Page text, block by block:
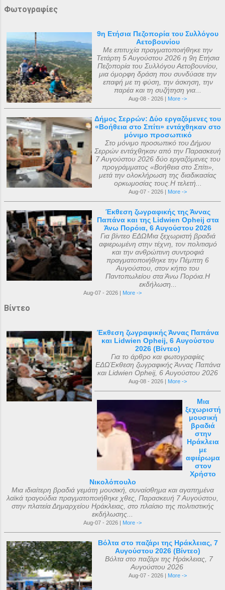
Φωτογραφίες
9η Ετήσια Πεζοπορία του Συλλόγου
Αετοβουνίου
Με επιτυχία πραγματοποιήθηκε την
Τετάρτη 5 Αυγούστου 2026 η 9η Ετήσια
Πεζοπορία του Συλλόγου Αετοβουνίου,
μια όμορφη δράση που συνδύασε την
επαφή με τη φύση, την άσκηση, την
παρέα και τη συζήτηση για...
Aug-08 - 2026 | More ->
Δήμος Σερρών: Δύο εργαζόμενες του
«Βοήθεια στο Σπίτι» εντάχθηκαν στο
μόνιμο προσωπικό
Στο μόνιμο προσωπικό του Δήμου
Σερρών εντάχθηκαν από την Παρασκευή
7 Αυγούστου 2026 δύο εργαζόμενες του
προγράμματος «Βοήθεια στο Σπίτι»,
μετά την ολοκλήρωση της διαδικασίας
ορκωμοσίας τους.Η τελετή...
Aug-07 - 2026 | More ->
Έκθεση ζωγραφικής της Άννας
Παπάνα και της Lidwien Opheij στα
Άνω Πορόια, 6 Αυγούστου 2026
Για βίντεο ΕΔΩΜια ξεχωριστή βραδιά
αφιερωμένη στην τέχνη, τον πολιτισμό
και την ανθρώπινη συντροφιά
πραγματοποιήθηκε την Πέμπτη 6
Αυγούστου, στον κήπο του
Παντοπωλείου στα Άνω Πορόια.Η
εκδήλωση...
Aug-07 - 2026 | More ->
Βίντεο
Έκθεση ζωγραφικής Άννας Παπάνα
και Lidwien Opheij, 6 Αυγούστου
2026 (Βίντεο)
Για το άρθρο και φωτογραφίες
ΕΔΩΈκθεση ζωγραφικής Άννας Παπάνα
και Lidwien Opheij, 6 Αυγούστου 2026
Aug-08 - 2026 | More ->
Μια
ξεχωριστή
μουσική
βραδιά
στην
Ηράκλεια
με
αφιέρωμα
στον
Χρήστο
Νικολόπουλο
Μια ιδιαίτερη βραδιά γεμάτη μουσική, συναίσθημα και αγαπημένα
λαϊκά τραγούδια πραγματοποιήθηκε χθες, Παρασκευή 7 Αυγούστου,
στην πλατεία Δημαρχείου Ηράκλειας, στο πλαίσιο της πολιτιστικής
εκδήλωσης...
Aug-07 - 2026 | More ->
Βόλτα στο παζάρι της Ηράκλειας, 7
Αυγούστου 2026 (Βίντεο)
Βόλτα στο παζάρι της Ηράκλειας, 7
Αυγούστου 2026
Aug-07 - 2026 | More ->